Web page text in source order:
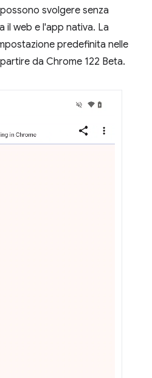
svolgere senza
il web e l'app nativa. La
predefinita nelle
da Chrome 122 Beta.